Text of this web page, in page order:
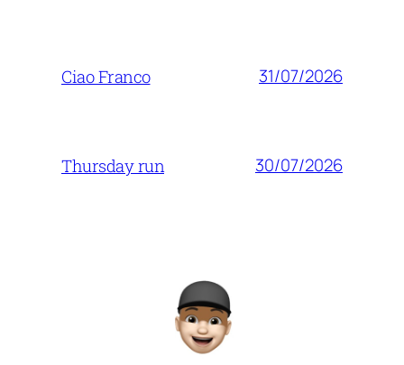
Ciao Franco 31/07/2026
Thursday run 30/07/2026